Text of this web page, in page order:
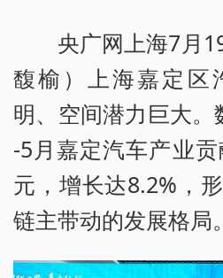
央广网上海7月
馥榆）上海嘉定区
明、空间潜力巨大。
-5月嘉定汽车产业
元，增长达8.2%，
链主带动的发展格局。